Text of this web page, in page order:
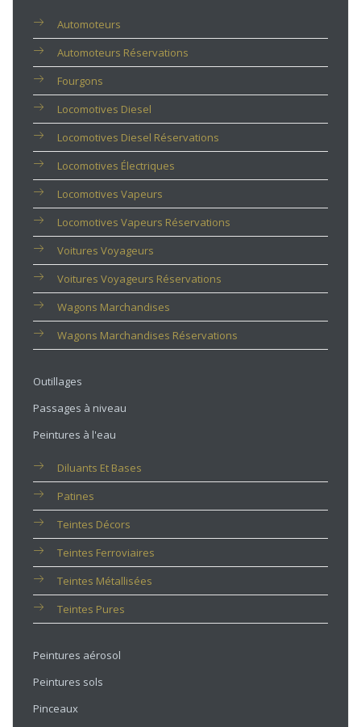
Automoteurs
Automoteurs Réservations
Fourgons
Locomotives Diesel
Locomotives Diesel Réservations
Locomotives Électriques
Locomotives Vapeurs
Locomotives Vapeurs Réservations
Voitures Voyageurs
Voitures Voyageurs Réservations
Wagons Marchandises
Wagons Marchandises Réservations
Outillages
Passages à niveau
Peintures à l'eau
Diluants Et Bases
Patines
Teintes Décors
Teintes Ferroviaires
Teintes Métallisées
Teintes Pures
Peintures aérosol
Peintures sols
Pinceaux